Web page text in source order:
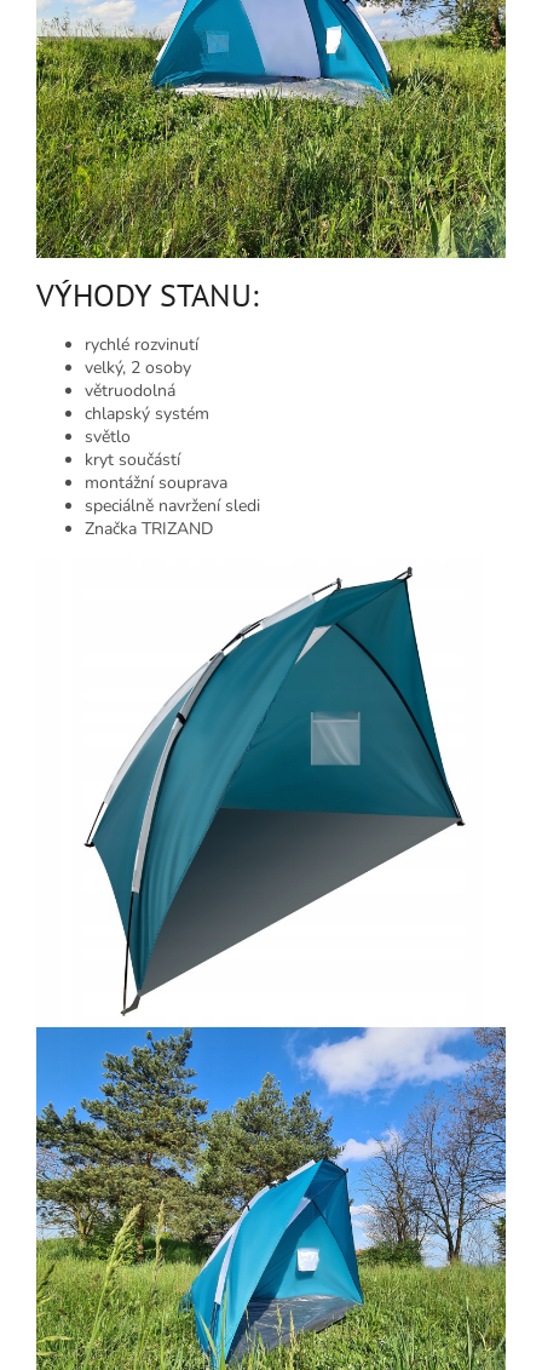
VÝHODY STANU:
rychlé rozvinutí
velký, 2 osoby
větruodolná
chlapský systém
světlo
kryt součástí
montážní souprava
speciálně navržení sledi
Značka TRIZAND